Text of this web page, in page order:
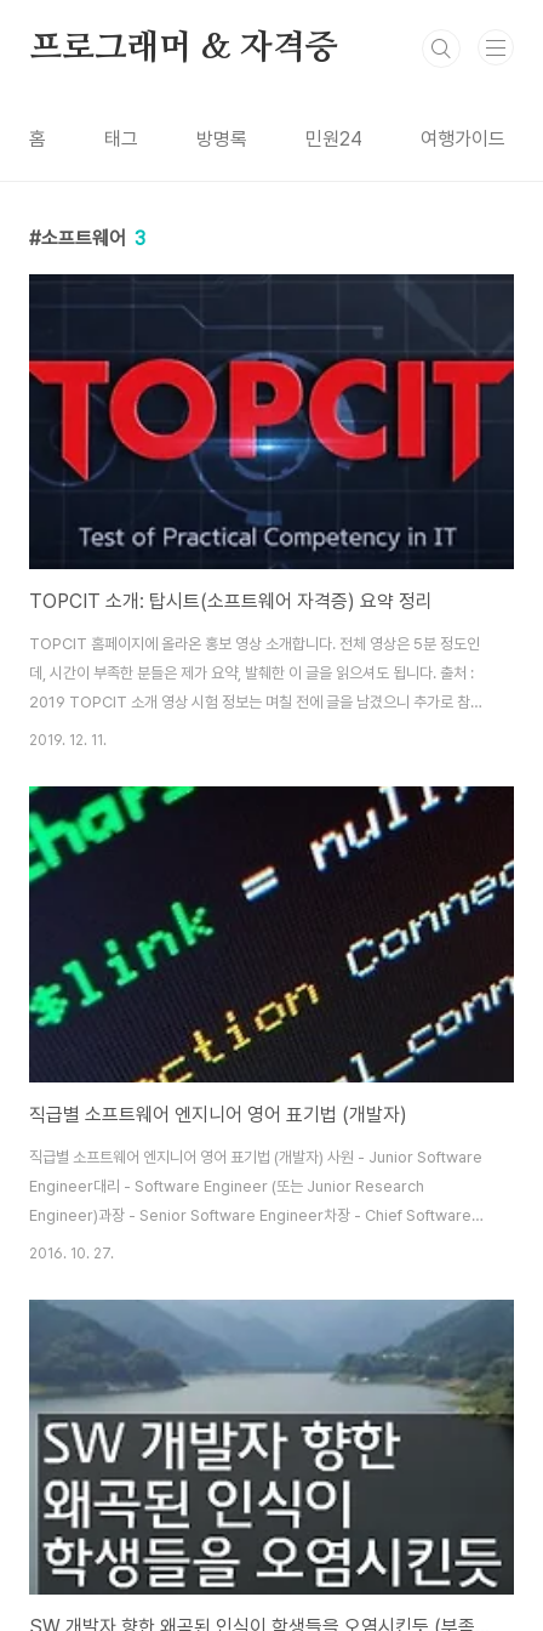
프로그래머 & 자격증
홈 태그 방명록 민원24 여행가이드
소프트웨어 3
TOPCIT 소개: 탑시트(소프트웨어 자격증) 요약 정리
TOPCIT 홈페이지에 올라온 홍보 영상 소개합니다. 전체 영상은 5분 정도인
데, 시간이 부족한 분들은 제가 요약, 발췌한 이 글을 읽으셔도 됩니다. 출처 :
2019 TOPCIT 소개 영상 시험 정보는 며칠 전에 글을 남겼으니 추가로 참조
하시고요. 참조 : 탑싯 시험정보 TOPCIT FAQ 응시료 배점 유효기간 등 13개
그 어느 때보다 세상은 빠르게 변하고 있다. 우리가 상상하던 미래는 어느새 현
실이 되고 4차 산업 혁명은 우리 삶을 파고들어 일상을 바꿔놓기 시작했다. 시
대의 흐름에 휩쓸리지 않고 변화를 주도하기 위해 필요한 것은 바로 창의성과
실무 능력을 갖춘 실무형 인재인 4차산업혁명 인재 뉴칼라(new collar)다. ..
2019. 12. 11.
직급별 소프트웨어 엔지니어 영어 표기법 (개발자)
직급별 소프트웨어 엔지니어 영어 표기법 (개발자) 사원 - Junior Software
Engineer대리 - Software Engineer (또는 Junior Research
Engineer)과장 - Senior Software Engineer차장 - Chief Software
Engineer부장 - Principal Software Engineer 주임 - Junior (또는 전
다 조금씩 다르겠으나, 대략 이 정도가 바르다고 보이네요. 사원이나 대리, 대리
나 주임을 별도로 구분하지 않는 회사들도 있어서 만국 공용 표기법은 없다는
게 제 생각이고, 가장 정확한 건 그 회사 방침을 따르는 게 아닐까 ..
2016. 10. 27.